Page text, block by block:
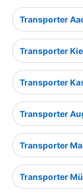
Transporter
Transporter
Transporter
Transporter
Transporter
Transporter